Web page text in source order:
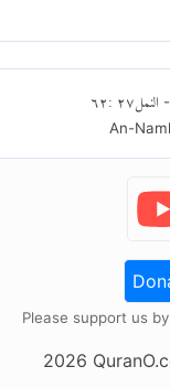
- النمل٢٧:٦٢
An-Naml
Please support us
2026